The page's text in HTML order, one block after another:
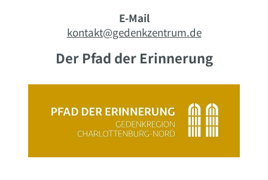
E-Mail
kontakt@gedenkzentrum.de
Der Pfad der Erinnerung